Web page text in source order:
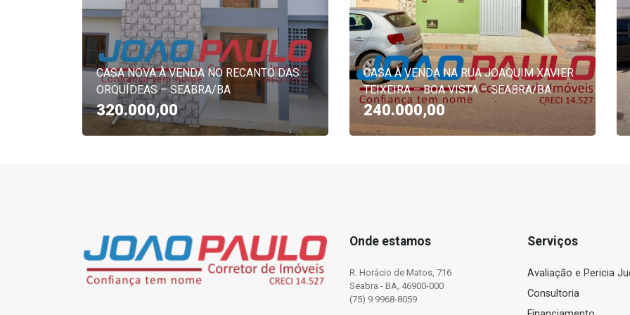
CASA NOVA À VENDA NO RECANTO DAS
ORQUÍDEAS – SEABRA/BA
320.000,00
CASA À VENDA NA RUA JOAQUIM XAVIER
TEIXEIRA – BOA VISTA – SEABRA/BA
240.000,00
Onde estamos
R. Horácio de Matos, 716
Seabra - BA, 46900-000
(75) 9 9968-8059
Serviços
Avaliação e Pericia
Consultoria